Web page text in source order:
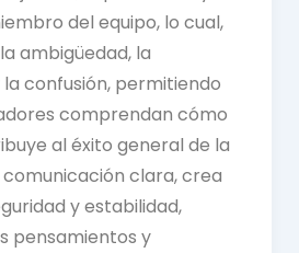
del equipo, lo cual,
ambigüedad, la
confusión, permitiendo
comprendan cómo
al éxito general de la
comunicación clara, crea
y estabilidad,
pensamientos y